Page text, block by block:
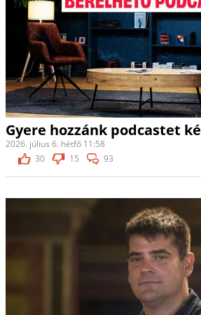
Gyere hozzánk podcastet
2026. július 6. hétfő 11:58
30
15 93